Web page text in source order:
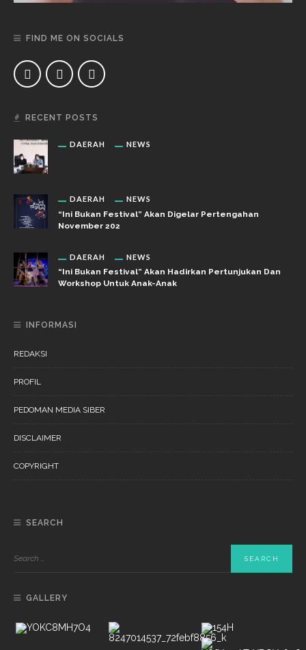
FIND ME ON SOCIALS
RECENT POSTS
DAERAH NEWS
DAERAH NEWS
“Ini Bukan Festival” Akan Digelar Pertengahan
November 202
DAERAH NEWS
“Ini Bukan Festival” Akan Hadirkan Pertunjukan Dan
Workshop Untuk Anak-Anak
INFORMASI
REDAKSI
PROFIL
PEDOMAN MEDIA SIBER
DISCLAIMER
COPYRIGHT
SEARCH
GALLERY